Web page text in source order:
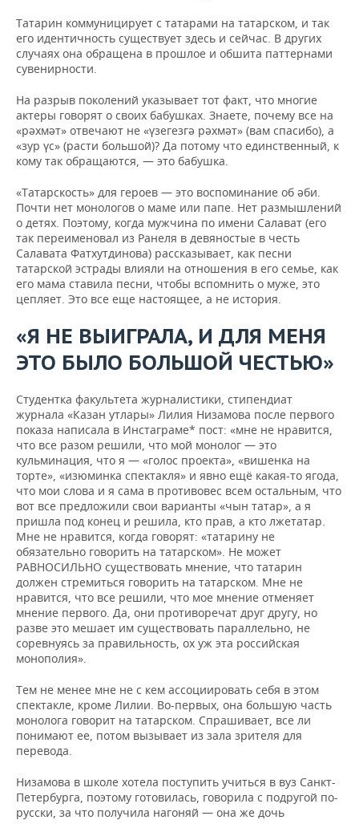
Татарин коммуницирует с татарами на татарском, и так
его идентичность существует здесь и сейчас. В других
случаях она обращена в прошлое и обшита паттернами
сувенирности.
На разрыв поколений указывает тот факт, что многие
актеры говорят о своих бабушках. Знаете, почему все на
«рәхмәт» отвечают не «үзегезгә рәхмәт» (вам спасибо), а
«зур үс» (расти большой)? Да потому что единственный, к
кому так обращаются, — это бабушка.
«Татарскость» для героев — это воспоминание об әби.
Почти нет монологов о маме или папе. Нет размышлений
о детях. Поэтому, когда мужчина по имени Салават (его
так переименовал из Ранеля в девяностые в честь
Салавата Фатхутдинова) рассказывает, как песни
татарской эстрады влияли на отношения в его семье, как
его мама ставила песни, чтобы вспомнить о муже, это
цепляет. Это все еще настоящее, а не история.
«Я НЕ ВЫИГРАЛА, И ДЛЯ МЕНЯ
ЭТО БЫЛО БОЛЬШОЙ ЧЕСТЬЮ»
Студентка факультета журналистики, стипендиат
журнала «Казан утлары» Лилия Низамова после первого
показа написала в Инстаграме* пост: «мне не нравится,
что все разом решили, что мой монолог — это
кульминация, что я — «голос проекта», «вишенка на
торте», «изюминка спектакля» и явно ещё какая-то ягода,
что мои слова и я сама в противовес всем остальным, что
вот все предложили свои варианты «чын татар», а я
пришла под конец и решила, кто прав, а кто лжетатар.
Мне не нравится, когда говорят: «татарину не
обязательно говорить на татарском». Не может
РАВНОСИЛЬНО существовать мнение, что татарин
должен стремиться говорить на татарском. Мне не
нравится, что все решили, что мое мнение отменяет
мнение первого. Да, они противоречат друг другу, но
разве это мешает им существовать параллельно, не
соревнуясь за правильность, ох уж эта российская
монополия».
Тем не менее мне не с кем ассоциировать себя в этом
спектакле, кроме Лилии. Во-первых, она большую часть
монолога говорит на татарском. Спрашивает, все ли
понимают ее, потом вызывает из зала зрителя для
перевода.
Низамова в школе хотела поступить учиться в вуз Санкт-
Петербурга, поэтому готовилась, говорила с подругой по-
русски, за что получила нагоняй — она же дочь